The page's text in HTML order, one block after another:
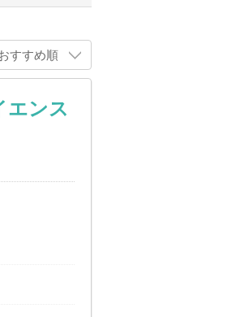
すすめ順
エンス